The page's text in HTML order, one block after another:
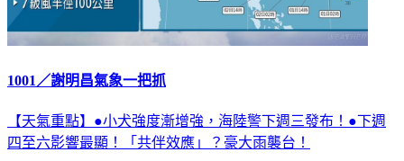
1001／謝明昌氣象一把抓
【天氣重點】●小犬強度漸增強，海陸警下週三發布！●下週
四至六影響最顯！「共伴效應」？豪大雨襲台！